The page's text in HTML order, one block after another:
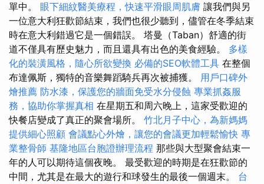
單中。 眼下細紋醫美療程，快速平滑眼周肌膚 讓我們與另
一位意大利狂歡節結束，我們也很少聽到，儘管在冬季結束
時在意大利錯過它是一個錯誤。 塔曼（Taban）舒適的街
道不僅具有歷史魅力，而且還具有出色的美食經驗。 多樣
化的裝潢風格，隨心所欲變換 必備的SEO軟體工具 在整個
布達佩斯，獨特的音樂舞蹈騎兵再次被捕獲。 用戶口碑外
燴推薦 防水漆，保護您的牆面免受水分侵蝕 專業抓姦服
務，協助你掌握真相 在星期五和周六晚上，這家受歡迎的
快餐店變成了真正的聚會場所。 竹北月子中心，為新媽媽
提供細心照顧 會議點心外燴，讓您的會議更加輕鬆愉快 專
業整骨師 基隆地區台胞證辦理流程 那些與大型聚會結束一
年的人可以期待這個夜晚。 最受歡迎的時期是在狂歡節的
中間，尤其是在最大的遊行和球發生的最後一個週末。 台